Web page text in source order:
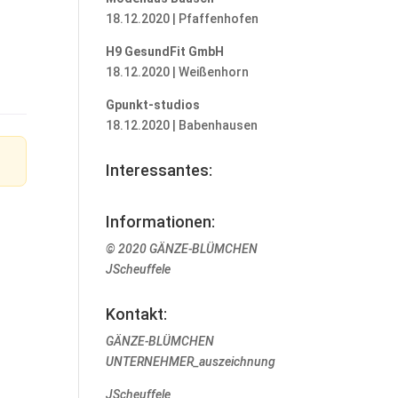
18.12.2020 | Pfaffenhofen
H9 GesundFit GmbH
18.12.2020 | Weißenhorn
Gpunkt-studios
18.12.2020 | Babenhausen
Interessantes:
Informationen:
© 2020 GÄNZE-BLÜMCHEN
JScheuffele
Kontakt:
GÄNZE-BLÜMCHEN
UNTERNEHMER_auszeichnung
JScheuffele